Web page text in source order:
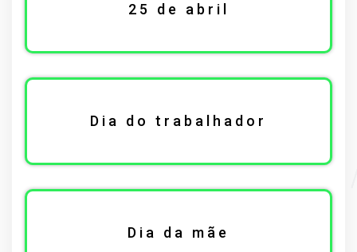
25 de abril
Dia do trabalhador
Dia da mãe